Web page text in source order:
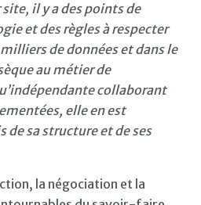
il y a des points de
et des règles à respecter
de données et dans le
au métier de
collaborant
elle en est
sa structure et de ses
la négociation et la